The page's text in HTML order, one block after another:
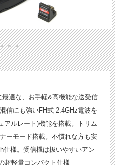
適な、お手軽&高機能な送受信
信にも強いFH式 2.4GHz電波を
アルレート)機能を搭載。トリム
ーモード搭載。不慣れな方も安
仕様。受信機は扱いやすいアン
超軽量コンパクト仕様